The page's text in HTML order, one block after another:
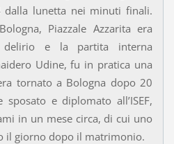
lunetta nei minuti finali.
Piazzale Azzarita era
e la partita interna
Udine, fu in pratica una
tornato a Bologna dopo 20
e diplomato all’ISEF,
in un mese circa, di cui uno
il giorno dopo il matrimonio.